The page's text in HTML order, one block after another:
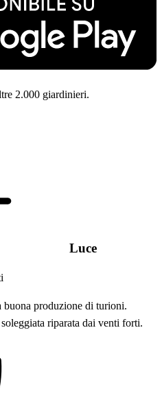
2.000 giardinieri.
Luce
buona produzione di turioni.
riparata dai venti forti.